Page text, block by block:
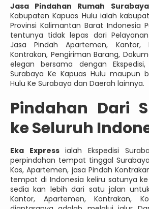
Jasa Pindahan Rumah
Kabupaten Kapuas Hulu ialah
Provinsi Kalimantan Barat Indonesia
tentunya tidak lepas dari
Jasa Pindah Apartemen, Kantor,
Kontrakan, Pengiriman Barang,
elegan bersama dengan
Surabaya Ke Kapuas Hulu maupun
Hulu Ke Surabaya dan Daerah lainnya.
Pindahan Dari
ke Seluruh
Eka Expressialah Ekspedisi
perpindahan tempat tinggal
Kos, Apartemen, jasa Pindah
tempat di Indonesia keliru satunya ke
sedia kan lebih dari satu jalan
Kantor, Apartemen, Kontrakan,